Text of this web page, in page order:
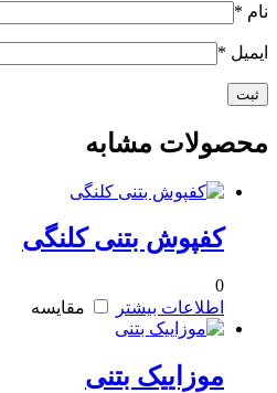
نام *
ایمیل *
محصولات مشابه
کفپوش بتنی کلنگی
0
اطلاعات بیشتر
مقایسه
موزاییک بتنی